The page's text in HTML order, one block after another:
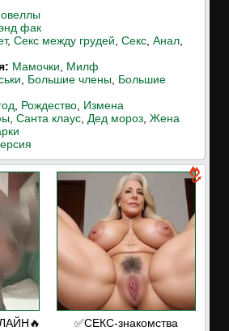
фак
, Секс между грудей Секс Анал
Мамочки
Милф
Большие члены Большие
Рождество Измена
Санта клаус Дед мороз Жена
✅СЕКС-знакомства